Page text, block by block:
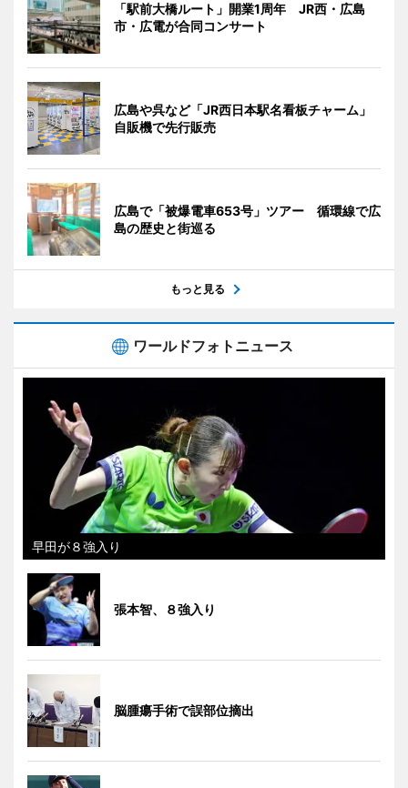
「駅前大橋ルート」開業1周年 JR西・広島
市・広電が合同コンサート
広島や呉など「JR西日本駅名看板チャーム」
自販機で先行販売
広島で「被爆電車653号」ツアー 循環線で広
島の歴史と街巡る
もっと見る
ワールドフォトニュース
早田が８強入り
張本智、８強入り
脳腫瘍手術で誤部位摘出